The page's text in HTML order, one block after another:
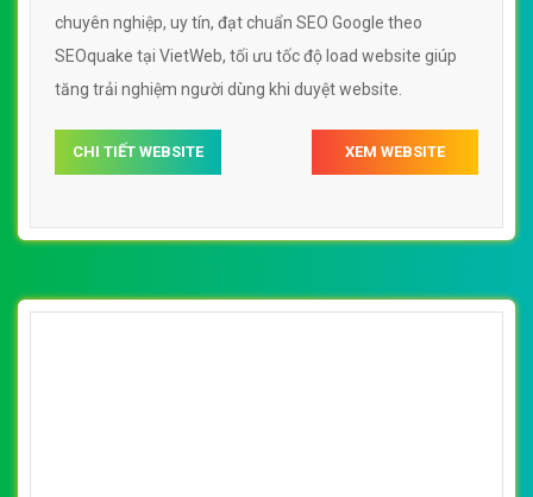
chuyên nghiệp, uy tín, đạt chuẩn SEO Google theo
SEOquake tại VietWeb, tối ưu tốc độ load website giúp
tăng trải nghiệm người dùng khi duyệt website.
CHI TIẾT WEBSITE XEM WEBSITE